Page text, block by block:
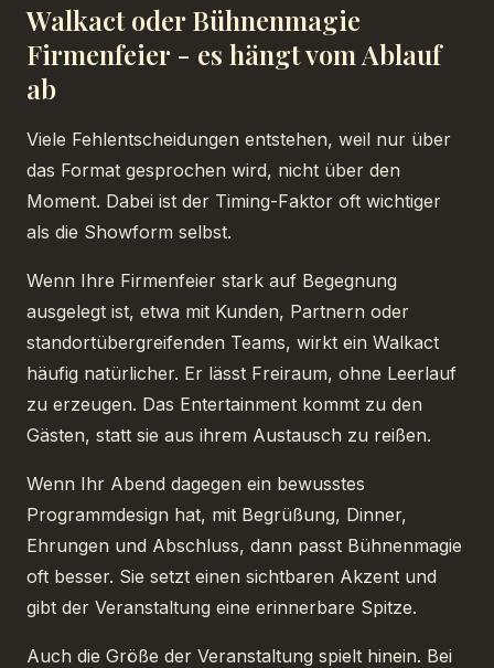
Walkact oder Bühnenmagie
Firmenfeier - es hängt vom Ablauf
ab
Viele Fehlentscheidungen entstehen, weil nur über
das Format gesprochen wird, nicht über den
Moment. Dabei ist der Timing-Faktor oft wichtiger
als die Showform selbst.
Wenn Ihre Firmenfeier stark auf Begegnung
ausgelegt ist, etwa mit Kunden, Partnern oder
standortübergreifenden Teams, wirkt ein Walkact
häufig natürlicher. Er lässt Freiraum, ohne Leerlauf
zu erzeugen. Das Entertainment kommt zu den
Gästen, statt sie aus ihrem Austausch zu reißen.
Wenn Ihr Abend dagegen ein bewusstes
Programmdesign hat, mit Begrüßung, Dinner,
Ehrungen und Abschluss, dann passt Bühnenmagie
oft besser. Sie setzt einen sichtbaren Akzent und
gibt der Veranstaltung eine erinnerbare Spitze.
Auch die Größe der Veranstaltung spielt hinein. Bei